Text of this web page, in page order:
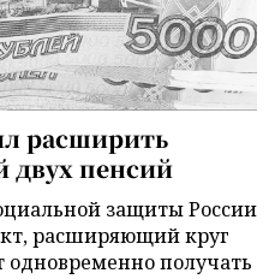
расширить
двух пенсий
защиты России
расширяющий круг
одновременно получать